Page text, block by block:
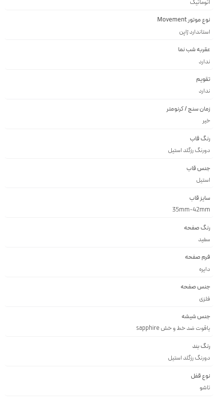
اتوماتیک
نوع موتور Movement
استاندارد ژاپن
عقربه شب نما
ندارد
تقویم
ندارد
زمان سنج / کرنومتر
خیر
رنگ قاب
دورنگ رزگلد استيل
جنس قاب
استيل
سایز قاب
35mm-42mm
رنگ صفحه
سفيد
فرم صفحه
دايره
جنس صفحه
فلزى
جنس شیشه
ياقوت ضد خط و خش sapphire
رنگ بند
دورنگ رزگلد استيل
نوع قفل
تاشو